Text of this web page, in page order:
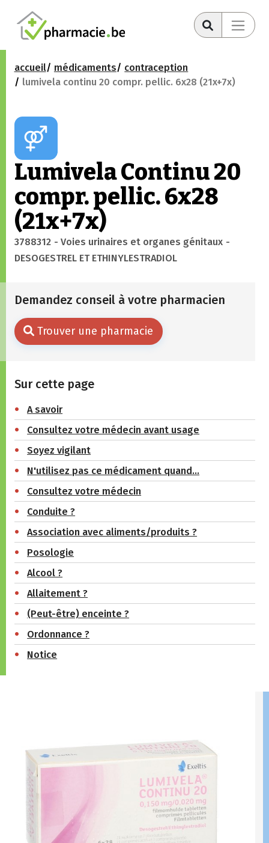
accueil médicaments
contraception
lumivela continu 20 compr. pellic. 6x28 (21x+7x)
Lumivela Continu 20
compr. pellic. 6x28
(21x+7x)
3788312 - Voies urinaires et organes génitaux -
DESOGESTREL ET ETHINYLESTRADIOL
Demandez conseil à votre pharmacien
Trouver une pharmacie
Sur cette page
A savoir
Consultez votre médecin avant usage
Soyez vigilant
N'utilisez pas ce médicament quand…
Consultez votre médecin
Conduite ?
Association avec aliments/produits ?
Posologie
Alcool ?
Allaitement ?
(Peut-être) enceinte ?
Ordonnance ?
Notice